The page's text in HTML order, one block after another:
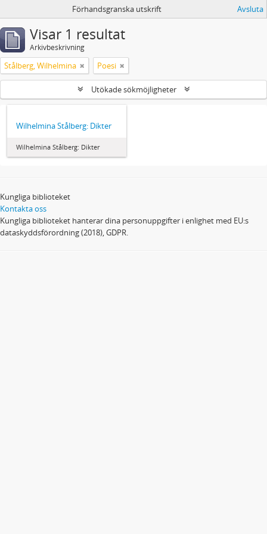
Förhandsgranska utskrift Avsluta
Visar 1 resultat
Arkivbeskrivning
Stålberg, Wilhelmina Poesi
Utökade sökmöjligheter
Wilhelmina Stålberg: Dikter
Wilhelmina Stålberg: Dikter
Kungliga biblioteket
Kontakta oss
Kungliga biblioteket hanterar dina personuppgifter i enlighet med EU:s
dataskyddsförordning (2018), GDPR.